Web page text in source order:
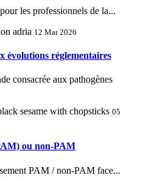
les professionnels de la...
12 Mar 2026
évolutions réglementaires
consacrée aux pathogènes
05
ou non-PAM
PAM / non-PAM face...